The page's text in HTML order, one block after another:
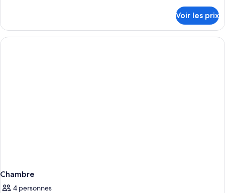
le
type
de
Voir les prix
Chambre
4 personnes